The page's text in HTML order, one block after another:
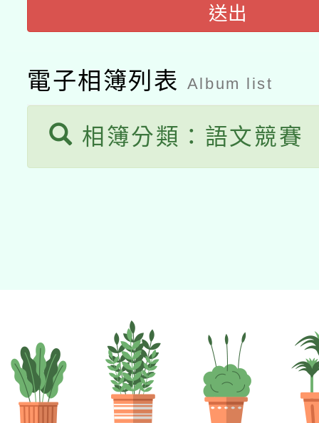
A3數位素養講師名單
送出
電子相簿列表 Album list
相簿分類：語文競賽